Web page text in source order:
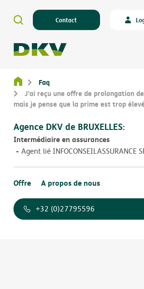
Contact
Agence DKV de BRUXELLES:
Intermédiaire en assurances
Agent lié INFOCONSEILASSURANCE
Offre A propos de nous
+32 (0)27795596
Faq
J'ai reçu une offre de prolongation
mais je pense que la prime est trop